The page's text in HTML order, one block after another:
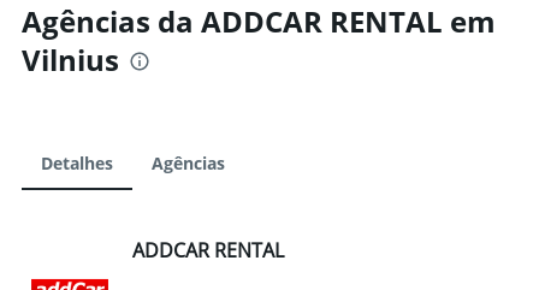
Agências da ADDCAR RENTAL em
Vilnius
Detalhes Agências
ADDCAR RENTAL